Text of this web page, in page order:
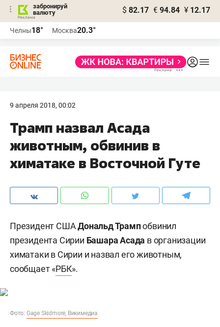
забронируй
валюту
$ 82.17 € 94.84 ¥ 12.17
Челны18° Москва20.3°
9 апреля 2018, 00:02
Трамп назвал Асада
животным, обвинив в
химатаке в Восточной Гуте
Президент СШАДональд Трампобвинил
президента Сирии Башара Асада в организации
химатаки в Сирии и назвал его животным,
сообщает «РБК».
Фото: Gage Skidmore, Викимедиа